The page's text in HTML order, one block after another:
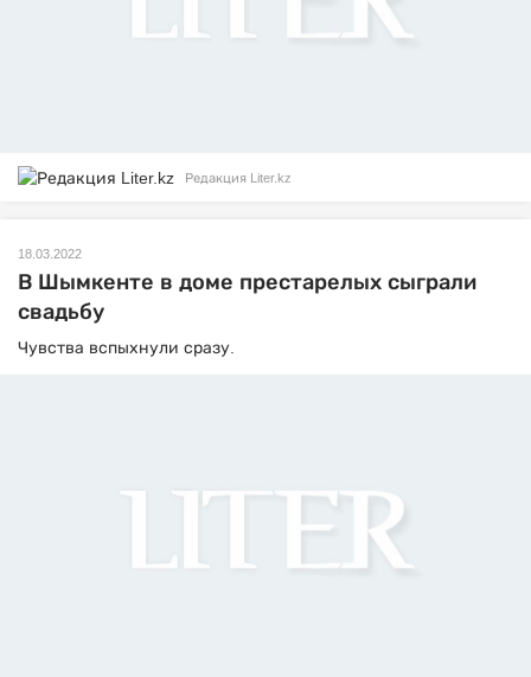
Редакция Liter.kz
18.03.2022
В Шымкенте в доме престарелых сыграли
свадьбу
Чувства вспыхнули сразу.